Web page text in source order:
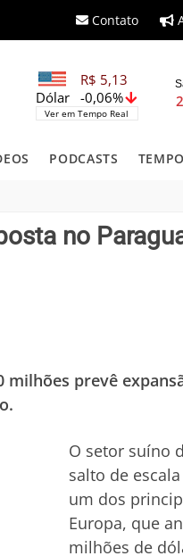
Contato
R$ 5,13
-0,06%
Dólar
Ver em Tempo Real
PODCASTS
no
milhões prevê
O setor suíno
salto de
um dos
Europa, que
milhões de